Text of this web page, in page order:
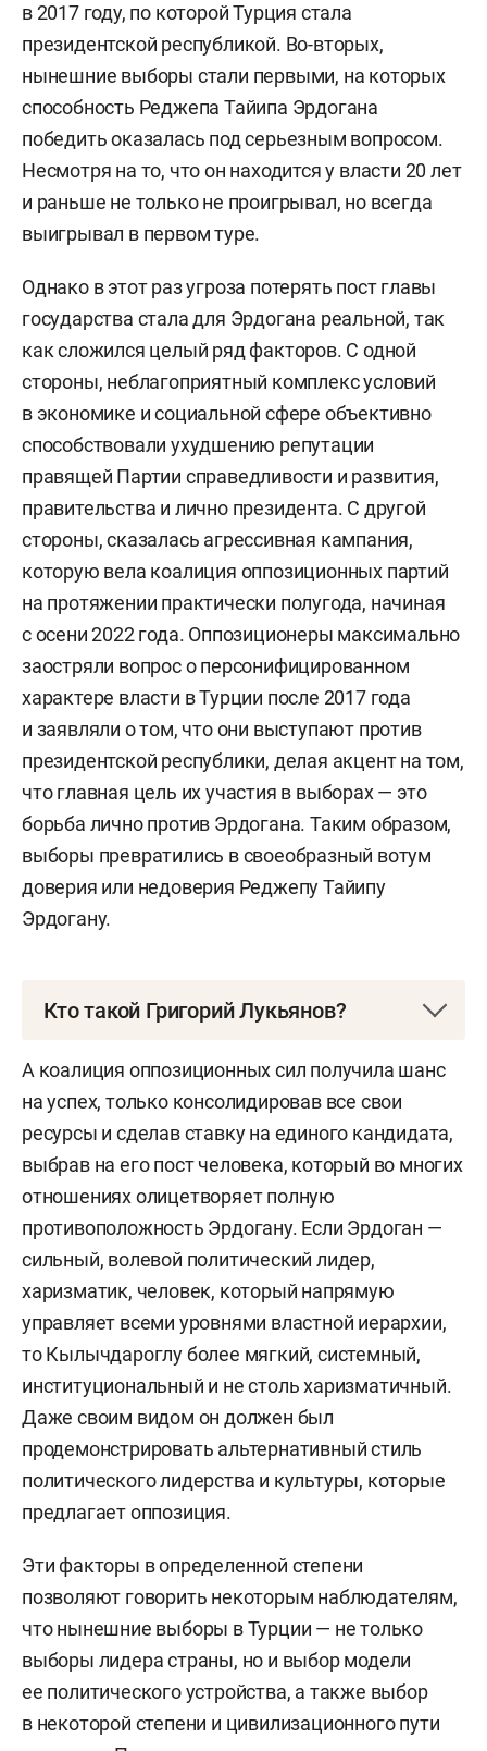
в 2017 году, по которой Турция стала
президентской республикой. Во-вторых,
нынешние выборы стали первыми, на которых
способность Реджепа Тайипа Эрдогана
победить оказалась под серьезным вопросом.
Несмотря на то, что он находится у власти 20 лет
и раньше не только не проигрывал, но всегда
выигрывал в первом туре.
Однако в этот раз угроза потерять пост главы
государства стала для Эрдогана реальной, так
как сложился целый ряд факторов. С одной
стороны, неблагоприятный комплекс условий
в экономике и социальной сфере объективно
способствовали ухудшению репутации
правящей Партии справедливости и развития,
правительства и лично президента. С другой
стороны, сказалась агрессивная кампания,
которую вела коалиция оппозиционных партий
на протяжении практически полугода, начиная
с осени 2022 года. Оппозиционеры максимально
заостряли вопрос о персонифицированном
характере власти в Турции после 2017 года
и заявляли о том, что они выступают против
президентской республики, делая акцент на том,
что главная цель их участия в выборах — это
борьба лично против Эрдогана. Таким образом,
выборы превратились в своеобразный вотум
доверия или недоверия Реджепу Тайипу
Эрдогану.
Кто такой Григорий Лукьянов?
заведующего базовой кафедрой Института
востоковедения РАН факультета мировой
экономики и мировой политики НИУ ВШЭ,
научный сотрудник центра арабских
и исламских исследований Института
востоковедения РАН.
Окончил ГУ ВШЭ, специальность «политология»
Преподавание:
2011–2015 — преподаватель, заместитель
заведующего общеуниверситетской кафедрой
2012–2013 — преподаватель кафедры
региональных проблем мировой политики
факультета мировой политики МГУ им.
Ломоносова (по совместительству).
2015–2018 — преподаватель, заместитель
А коалиция оппозиционных сил получила шанс
на успех, только консолидировав все свои
ресурсы и сделав ставку на единого кандидата,
выбрав на его пост человека, который во многих
отношениях олицетворяет полную
противоположность Эрдогану. Если Эрдоган —
сильный, волевой политический лидер,
харизматик, человек, который напрямую
управляет всеми уровнями властной иерархии,
то Кылычдароглу более мягкий, системный,
институциональный и не столь харизматичный.
Даже своим видом он должен был
продемонстрировать альтернативный стиль
политического лидерства и культуры, которые
предлагает оппозиция.
Эти факторы в определенной степени
позволяют говорить некоторым наблюдателям,
что нынешние выборы в Турции — не только
выборы лидера страны, но и выбор модели
ее политического устройства, а также выбор
в некоторой степени и цивилизационного пути